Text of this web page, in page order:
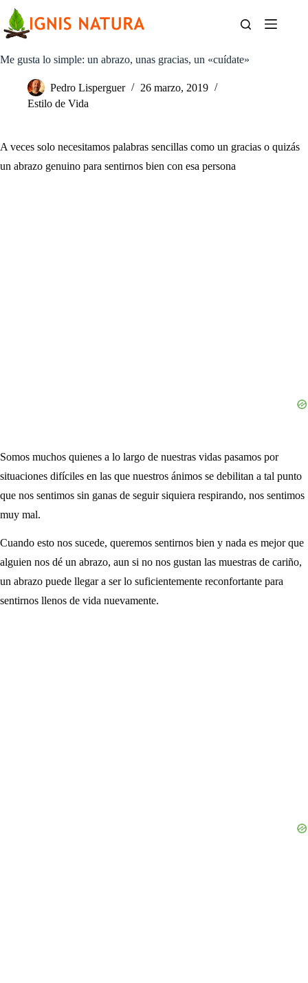
contenido
Me gusta lo simple: un abrazo, unas gracias, un «cuídate»
Pedro Lisperguer
26 marzo, 2019
Estilo de Vida
A veces solo necesitamos palabras sencillas como un gracias o quizás
un abrazo genuino para sentirnos bien con esa persona
Somos muchos quienes a lo largo de nuestras vidas pasamos por
situaciones difíciles en las que nuestros ánimos se debilitan a tal punto
que nos sentimos sin ganas de seguir siquiera respirando, nos sentimos
muy mal.
Cuando esto nos sucede, queremos sentirnos bien y nada es mejor que
alguien nos dé un abrazo, aun si no nos gustan las muestras de cariño,
un abrazo puede llegar a ser lo suficientemente reconfortante para
sentirnos llenos de vida nuevamente.